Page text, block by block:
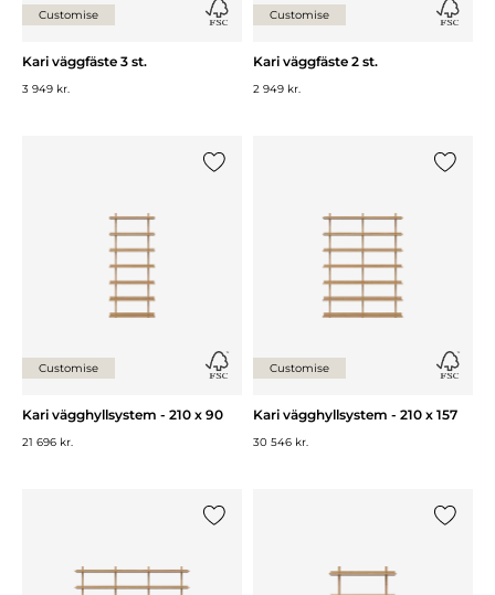
Customise
Kari väggfäste 3 st.
3 949 kr.
Customise
Kari väggfäste 2 st.
2 949 kr.
Customise
Kari vägghyllsystem - 210 x 90
21 696 kr.
Customise
Kari vägghyllsystem - 210 x 157
30 546 kr.